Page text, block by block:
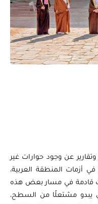
عن وجود حوارات غير
أزمات المنطقة العربية،
قادمة في مسار بعض هذه
يبدو مشتعلًا من السطح،